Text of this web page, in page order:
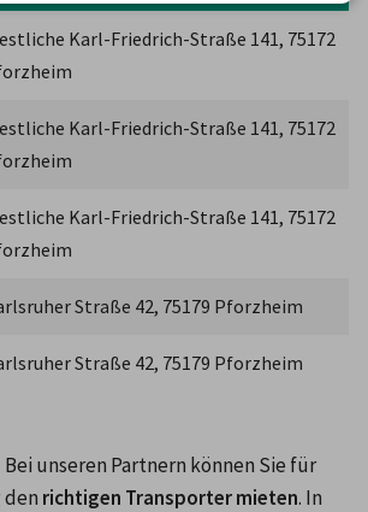
Karl-Friedrich-Straße 141, 75172
Karl-Friedrich-Straße 141, 75172
Karl-Friedrich-Straße 141, 75172
Straße 42, 75179 Pforzheim
Straße 42, 75179 Pforzheim
Bei unseren Partnern können Sie für
richtigen Transporter mieten. In